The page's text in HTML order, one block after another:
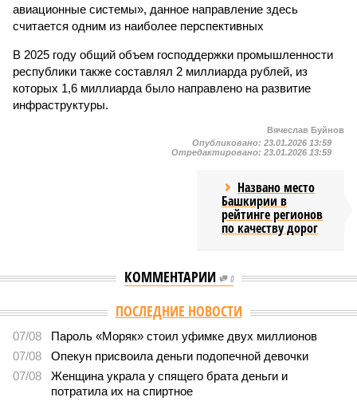
авиационные системы», данное направление здесь
считается одним из наиболее перспективных
В 2025 году общий объем господдержки промышленности
республики также составлял 2 миллиарда рублей, из
которых 1,6 миллиарда было направлено на развитие
инфраструктуры.
Вячеслав Буйнов
Опубликовано: 23.01.2026 13:59
Отредактировано: 23.01.2026 13:59
Названо место
Башкирии в
рейтинге регионов
по качеству дорог
КОММЕНТАРИИ 0
ПОСЛЕДНИЕ НОВОСТИ
07/08
Пароль «Моряк» стоил уфимке двух миллионов
07/08
Опекун присвоила деньги подопечной девочки
07/08
Женщина украла у спящего брата деньги и
потратила их на спиртное